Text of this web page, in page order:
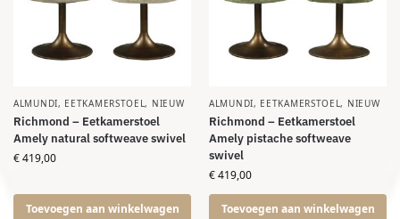
ALMUNDI, EETKAMERSTOEL, NIEUW
Richmond – Eetkamerstoel
Amely natural softweave swivel
€419,00
Toevoegen aan winkelwagen
ALMUNDI, EETKAMERSTOEL, NIEUW
Richmond – Eetkamerstoel
Amely pistache softweave
swivel
€419,00
Toevoegen aan winkelwagen